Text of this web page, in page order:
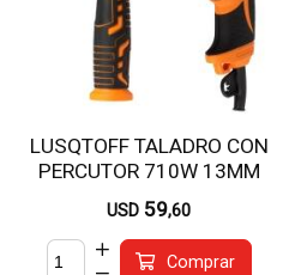
LUSQTOFF TALADRO CON
PERCUTOR 710W 13MM
TPL710-8
USD 59,60
Comprar